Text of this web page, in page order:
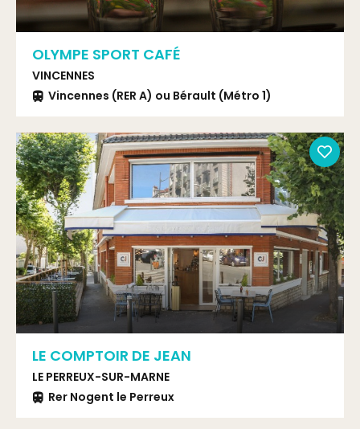
OLYMPE SPORT CAFÉ
VINCENNES
Vincennes (RER A) ou Bérault (Métro 1)
LE COMPTOIR DE JEAN
LE PERREUX-SUR-MARNE
Rer Nogent le Perreux